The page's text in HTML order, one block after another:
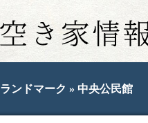
ランドマーク » 中央公民館